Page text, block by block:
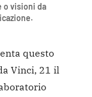
o visioni da
questo
Vinci, 21 il